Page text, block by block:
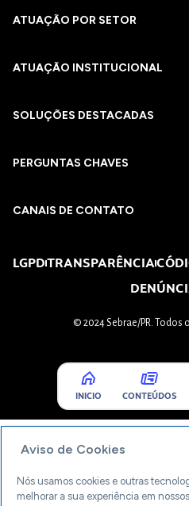
ATUAÇÃO POR SETOR
ATUAÇÃO INSTITUCIONAL
SOLUÇÕES DESTACADAS
PERGUNTAS CHAVES​
CANAIS DE CONTATO
LGPDTRANSPARÊNCIA
© 2024 Sebrae/PR. Todos
INICIO CONTEÚDOS
Aviso de Cookies
Nós usamos cookies e outras
melhorar a sua experiência em